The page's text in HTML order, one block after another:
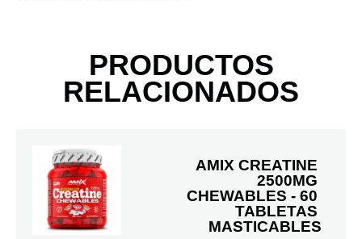
PRODUCTOS
RELACIONADOS
AMIX CREATINE
2500MG
CHEWABLES - 60
TABLETAS
MASTICABLES